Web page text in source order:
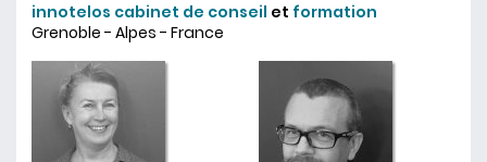
innotelos cabinet de conseil et formation
Grenoble - Alpes - France